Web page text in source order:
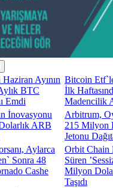
Bitcoin
İlk
Madencilik
Arbitrum,
215 Milyon
Jetonu
Orbit Chain
Süren
Milyon
Taşıdı